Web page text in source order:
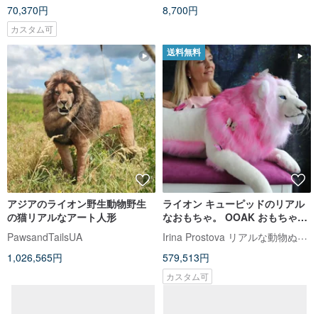
70,370円
カスタム可
8,700円
アジアのライオン野生動物野生
の猫リアルなアート人形
PawsandTailsUA
1,026,565円
送料無料
ライオン キューピッドのリアル
なおもちゃ。 OOAK おもちゃ。
可動式おもちゃ。ぬいぐるみ
Irina Prostova リアルな動物ぬいぐるみ
579,513円
カスタム可